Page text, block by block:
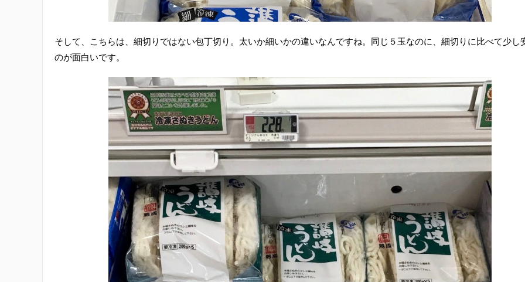
そして、こちらは、細切りではない包丁切り。太いか細いかの違いなんですね。同じ５玉なのに、細切りに比べて少し
のが面白いです。